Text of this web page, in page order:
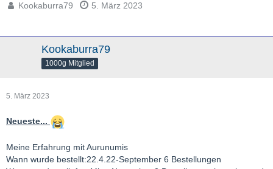
Kookaburra79 5. März 2023
Kookaburra79
1000g Mitglied
5. März 2023
Neueste...
Meine Erfahrung mit Aurunumis
Wann wurde bestellt:22.4.22-September 6 Bestellungen